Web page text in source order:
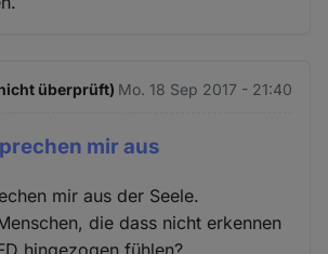
überprüft) Mo. 18 Sep 2017 - 21:40
mir aus
mir aus der Seele.
die dass nicht erkennen
hingezogen fühlen?